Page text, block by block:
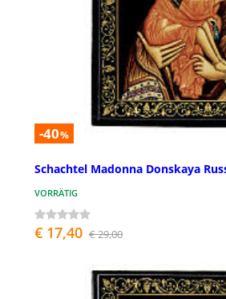
-40%
Schachtel Madonna Donskaya
VORRÄTIG
€ 17,40 € 29,00